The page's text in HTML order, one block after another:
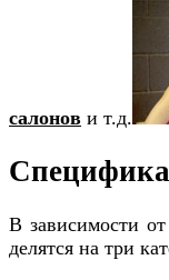
салонов и т.д.
В зависимости
делятся на три